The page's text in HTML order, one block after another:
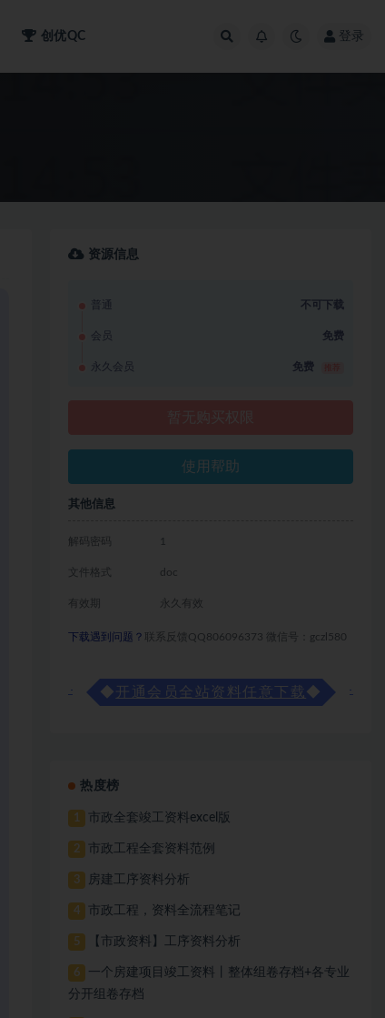
创优QC 登录
资源信息
普通 不可下载
会员 免费
永久会员 免费
使用帮助
其他信息
解码密码 1
文件格式 doc
有效期 永久有效
下载遇到问题？ 联系反馈QQ806096373 微信号：gczl580
◆ 开通会员全站资料任意下载◆
热度榜
1 市政全套竣工资料excel版
2 市政工程全套资料范例
3 房建工序资料分析
4 市政工程，资料全流程笔记
5 【市政资料】工序资料分析
6
一个房建项目竣工资料丨整体组卷存档+各专业
分开组卷存档